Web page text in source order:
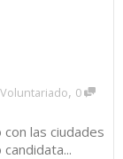
Voluntariado, 0
las ciudades